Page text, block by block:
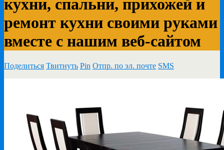
кухни, спальни, прихожей и
ремонт кухни своими руками
вместе с нашим веб-сайтом
Поделиться Твитнуть Pin Отпр. по эл. почте SMS